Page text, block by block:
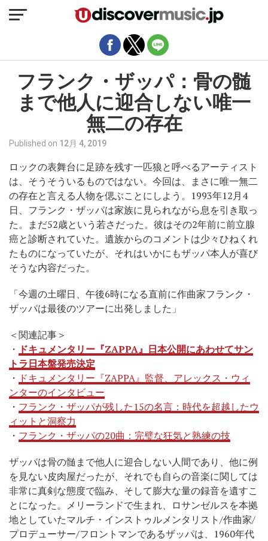
フランク・ザッパ：骨の髄
まで他人に迎合しない唯一
無二の存在
Published on 12月 4, 2019
ロックの表舞台に足跡を残す一匹狼と呼べるアーティスト
は、そうそういるものではない。今回は、まさに唯一無二
の存在と言える人物を偲ぶことにしよう。1993年12月4
日、フランク・ザッパは家族に見られながら息を引き取っ
た。まだ52歳という若さだった。彼はその2年前に前立腺
癌と診断されていた。遺族からのコメントは少々ひねくれ
たものになっていたが、それはいかにもザッパ本人が喜び
そうな内容だった。
「今週の土曜日、午後6時になる直前に作曲家フランク・
ザッパは最後のツアーに出発しました」
＜関連記事＞
・ ドキュメンタリー『ZAPPA』日本公開にあわせてサン
トラ日本盤発売決定
・ ドキュメンタリー『ZAPPA』監督、アレックス・ウィ
ンターのインタビュー
・ フランク・ザッパが残した15の名言：時代を超越したウ
ィットと洞察力
・ フランク・ザッパの20曲：完璧な狂気と熟練の技
ザッパは骨の髄まで他人に迎合しない人間であり、他に例
を見ない皮肉屋だったが、それでも自らの音楽に関しては
非常に真剣な態度で臨み、そして膨大な量の録音を遺すこ
とになった。メリーランドで生まれ、ロサンゼルスを本拠
地としていたマルチ・インストゥルメンタリスト/作曲家/
プロデューサー/フロントマンであるザッパは、1960年代
モバイルバージョンを終了